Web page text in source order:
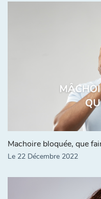
Machoire bloquée, que
Le 22 Décembre 2022